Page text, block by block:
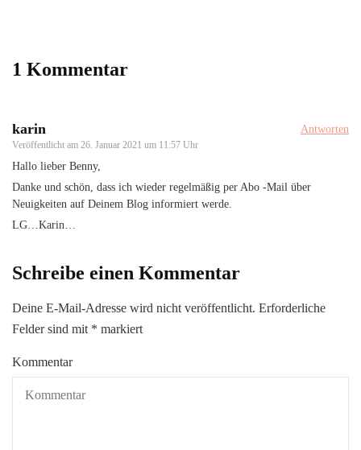
1 Kommentar
karin
Veröffentlicht am 26. Januar 2021 um 11:57 Uhr
Antworten
Hallo lieber Benny,
Danke und schön, dass ich wieder regelmäßig per Abo -Mail über
Neuigkeiten auf Deinem Blog informiert werde.
LG…Karin…
Schreibe einen Kommentar
Deine E-Mail-Adresse wird nicht veröffentlicht. Erforderliche
Felder sind mit * markiert
Kommentar